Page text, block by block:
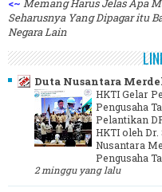
<~ Memang Harus Jelas Apa
Seharusnya Yang Dipagar itu
Negara Lain
Duta Nusantara
HKTI Gelar
Pengusaha
Pelantikan
HKTI oleh
Nusantara
Pengusaha
2 minggu yang lalu